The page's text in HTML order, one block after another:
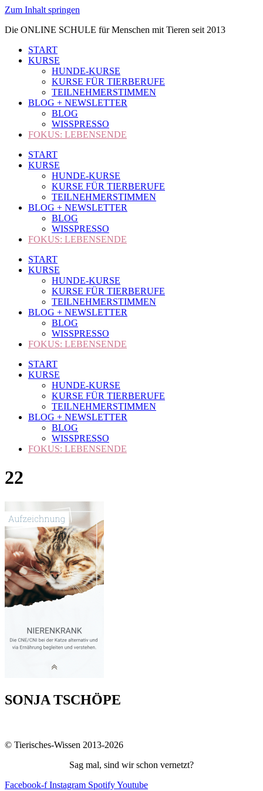
Zum Inhalt springen
Die ONLINE SCHULE für Menschen mit Tieren seit 2013
START
KURSE
HUNDE-KURSE
KURSE FÜR TIERBERUFE
TEILNEHMERSTIMMEN
BLOG + NEWSLETTER
BLOG
WISSPRESSO
FOKUS: LEBENSENDE
START
KURSE
HUNDE-KURSE
KURSE FÜR TIERBERUFE
TEILNEHMERSTIMMEN
BLOG + NEWSLETTER
BLOG
WISSPRESSO
FOKUS: LEBENSENDE
START
KURSE
HUNDE-KURSE
KURSE FÜR TIERBERUFE
TEILNEHMERSTIMMEN
BLOG + NEWSLETTER
BLOG
WISSPRESSO
FOKUS: LEBENSENDE
START
KURSE
HUNDE-KURSE
KURSE FÜR TIERBERUFE
TEILNEHMERSTIMMEN
BLOG + NEWSLETTER
BLOG
WISSPRESSO
FOKUS: LEBENSENDE
22
SONJA TSCHÖPE
© Tierisches-Wissen 2013-2026
Sag mal, sind wir schon vernetzt?
Facebook-f Instagram SpotifyYoutube